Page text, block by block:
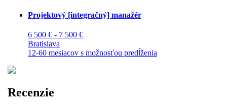
Projektový [integračný] manažér
6 500 € - 7 500 €
Bratislava
12-60 mesiacov s možnosťou predĺženia
Recenzie